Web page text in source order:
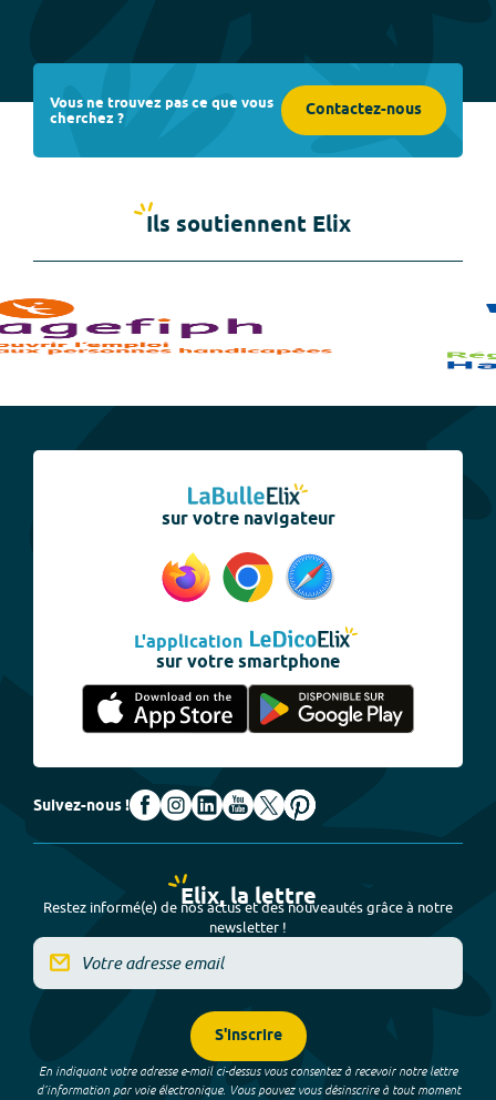
Vous ne trouvez pas ce que vous
cherchez ? Contactez-nous
Ils soutiennent Elix
sur votre navigateur
L'application
sur votre smartphone
Suivez-nous !
Elix, la lettre
Restez informé(e) de nos actus et des nouveautés grâce à notre
newsletter !
S'inscrire
En indiquant votre adresse e-mail ci-dessus vous consentez à recevoir notre lettre
d’information par voie électronique. Vous pouvez vous désinscrire à tout moment